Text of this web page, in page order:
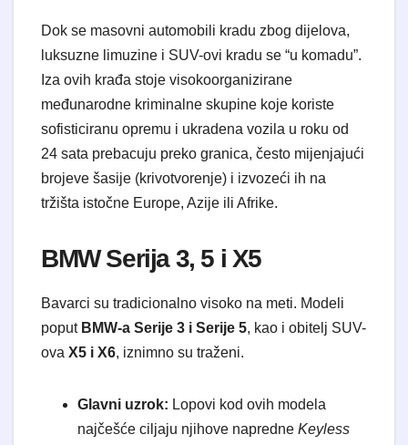
Dok se masovni automobili kradu zbog dijelova,
luksuzne limuzine i SUV-ovi kradu se “u komadu”.
Iza ovih krađa stoje visokoorganizirane
međunarodne kriminalne skupine koje koriste
sofisticiranu opremu i ukradena vozila u roku od
24 sata prebacuju preko granica, često mijenjajući
brojeve šasije (krivotvorenje) i izvozeći ih na
tržišta istočne Europe, Azije ili Afrike.
BMW Serija 3, 5 i X5
Bavarci su tradicionalno visoko na meti. Modeli
poput BMW-a Serije 3 i Serije 5, kao i obitelj SUV-
ova X5 i X6, iznimno su traženi.
Glavni uzrok: Lopovi kod ovih modela
najčešće ciljaju njihove napredne Keyless